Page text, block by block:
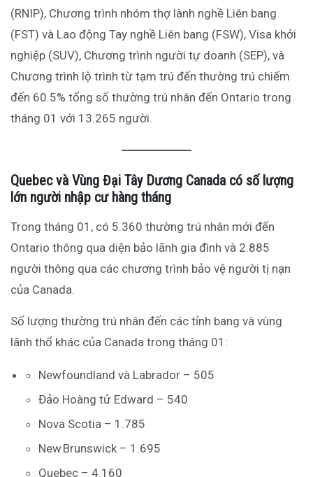
(RNIP), Chương trình nhóm thợ lành nghề Liên bang
(FST) và Lao động Tay nghề Liên bang (FSW), Visa khởi
nghiệp (SUV), Chương trình người tự doanh (SEP), và
Chương trình lộ trình từ tạm trú đến thường trú chiếm
đến 60.5% tổng số thường trú nhân đến Ontario trong
tháng 01 với 13.265 người.
Quebec và Vùng Đại Tây Dương Canada có số lượng
lớn người nhập cư hàng tháng
Trong tháng 01, có 5.360 thường trú nhân mới đến
Ontario thông qua diện bảo lãnh gia đình và 2.885
người thông qua các chương trình bảo vệ người tị nạn
của Canada.
Số lượng thường trú nhân đến các tỉnh bang và vùng
lãnh thổ khác của Canada trong tháng 01:
Newfoundland và Labrador – 505
Đảo Hoàng tử Edward – 540
Nova Scotia – 1.785
New Brunswick – 1.695
Quebec – 4.160